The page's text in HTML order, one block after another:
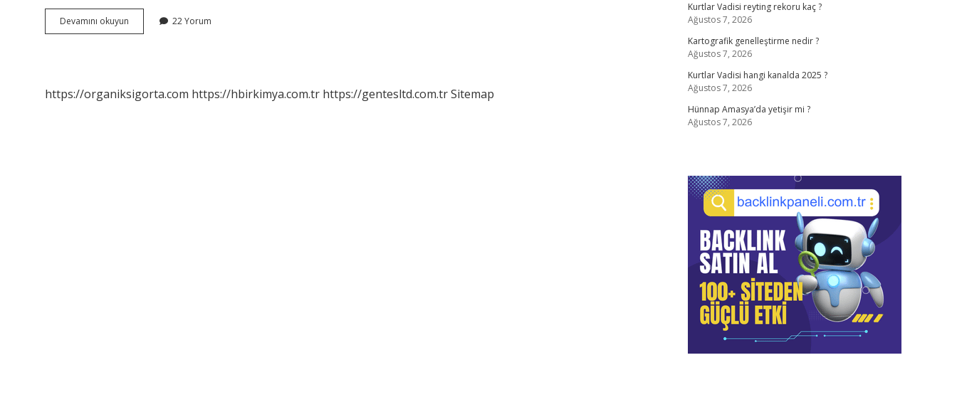
Devamını okuyun
Kim
Defa
22 Yorum
https://organiksigorta.com https://hbirkimya.com.tr https://gentesltd.com.trSitemap
Kurtlar Vadisi reyting rekoru kaç ?
Ağustos 7, 2026
Kartografik genelleştirme nedir ?
Ağustos 7, 2026
Kurtlar Vadisi hangi kanalda 2025 ?
Ağustos 7, 2026
Hünnap Amasya’da yetişir mi ?
Ağustos 7, 2026